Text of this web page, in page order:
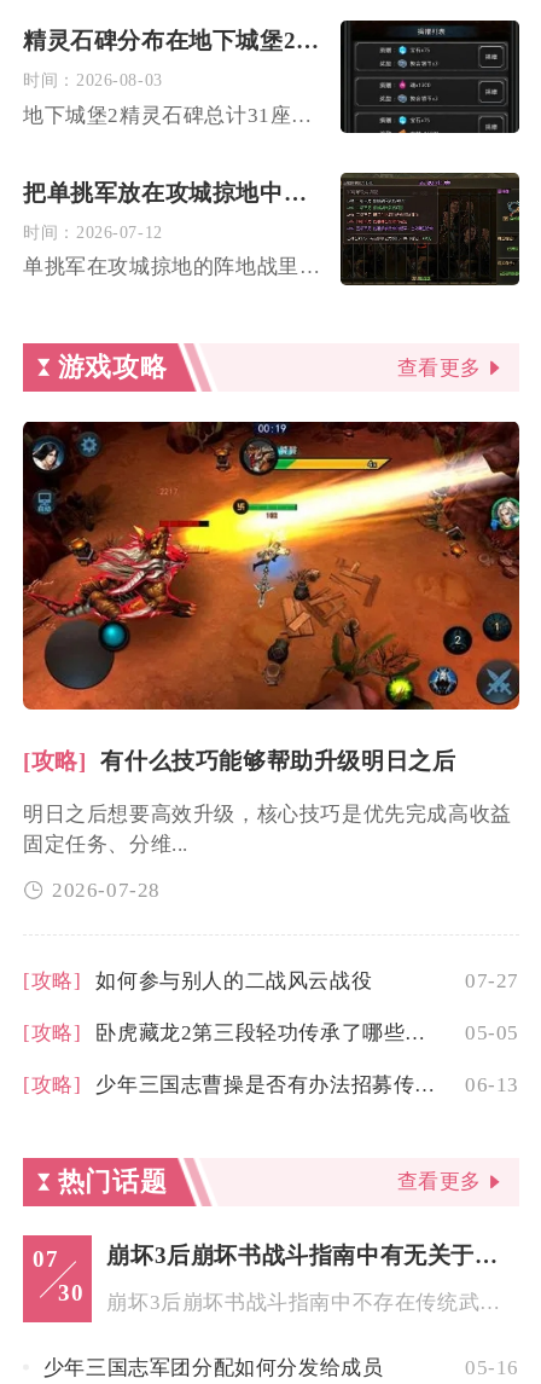
精灵石碑分布在地下城堡2的哪些区域
时间： 2026-08-03
地下城堡2精灵石碑总计31座，整体分布在主线野外地图、世界边...
把单挑军放在攻城掠地中该如何选择位置
时间： 2026-07-12
单挑军在攻城掠地的阵地战里，优先放在阵型两翼靠前的突击点位，...
游戏攻略 查看更多
[攻略] 有什么技巧能够帮助升级明日之后
明日之后想要高效升级，核心技巧是优先完成高收益
固定任务、分维...
2026-07-28
[攻略] 如何参与别人的二战风云战役 07-27
[攻略] 卧虎藏龙2第三段轻功传承了哪些特色 05-05
[攻略] 少年三国志曹操是否有办法招募传说武将 06-13
热门话题 查看更多
07
30
崩坏3后崩坏书战斗指南中有无关于装备选择的建议
崩坏3后崩坏书战斗指南中不存在传统武器、圣痕类装备选择相关建...
少年三国志军团分配如何分发给成员 05-16